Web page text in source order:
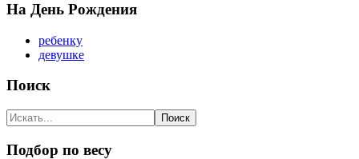
На День Рождения
ребенку
девушке
Поиск
Подбор по весу